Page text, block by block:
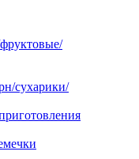
сухарики/